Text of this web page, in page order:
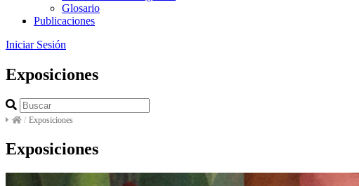
Glosario
Publicaciones
Iniciar Sesión
Exposiciones
/ Exposiciones
Exposiciones